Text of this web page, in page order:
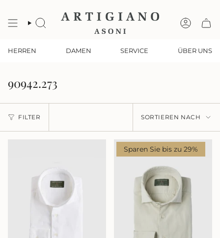
springenSUCHE KONTO
HERREN DAMEN SERVICE ÜBER UNS
90942.273
FILTER
Sortieren
nach
SORTIEREN NACH
Sparen Sie bis zu 29%